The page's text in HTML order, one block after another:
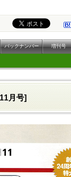
バックナンバー 増刊号
月号]